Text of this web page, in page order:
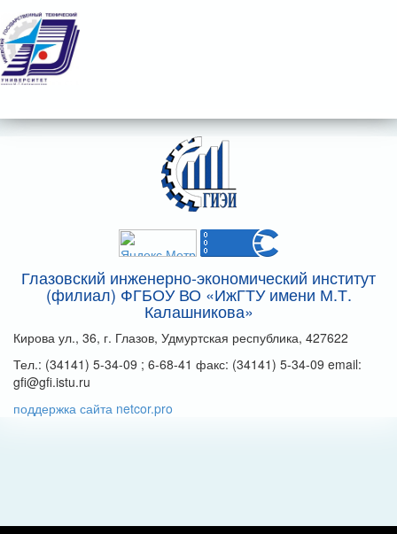
Глазовский инженерно-экономический институт
(филиал) ФГБОУ ВО «ИжГТУ имени М.Т.
Калашникова»
Кирова ул., 36, г. Глазов, Удмуртская республика, 427622
Тел.: (34141) 5-34-09 ; 6-68-41 факс: (34141) 5-34-09 email:
gfi@gfi.istu.ru
поддержка сайта netcor.pro